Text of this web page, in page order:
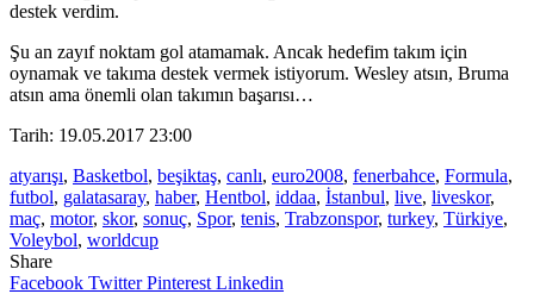
destek verdim.
Şu an zayıf noktam gol atamamak. Ancak hedefim takım için
oynamak ve takıma destek vermek istiyorum. Wesley atsın, Bruma
atsın ama önemli olan takımın başarısı…
Tarih: 19.05.2017 23:00
atyarışı, Basketbol, beşiktaş, canlı, euro2008, fenerbahce, Formula,
futbol, galatasaray, haber, Hentbol, iddaa, İstanbul, live, liveskor,
maç, motor, skor, sonuç, Spor, tenis, Trabzonspor, turkey, Türkiye,
Voleybol, worldcup
Share
Facebook TwitterPinterest Linkedin